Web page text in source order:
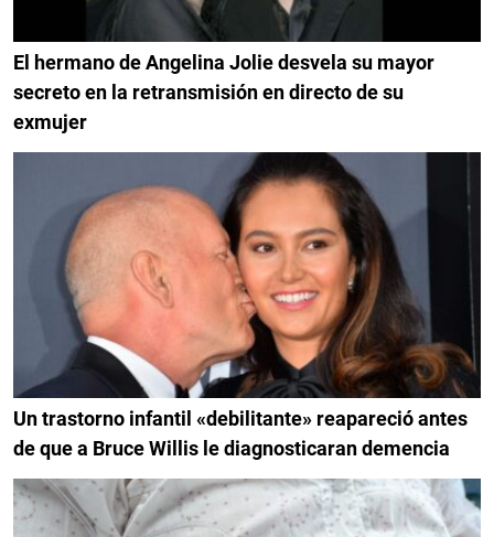
El hermano de Angelina Jolie desvela su mayor
secreto en la retransmisión en directo de su
exmujer
Un trastorno infantil «debilitante» reapareció antes
de que a Bruce Willis le diagnosticaran demencia